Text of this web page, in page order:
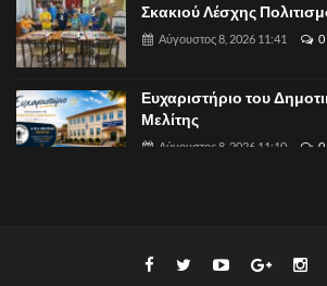
Σκακιού Λέσχης
Αύγουστος 8, 2026 11:41 0
Ευχαριστήριο του
Μελίτης
Αύγουστος 8, 2026 11:10 0